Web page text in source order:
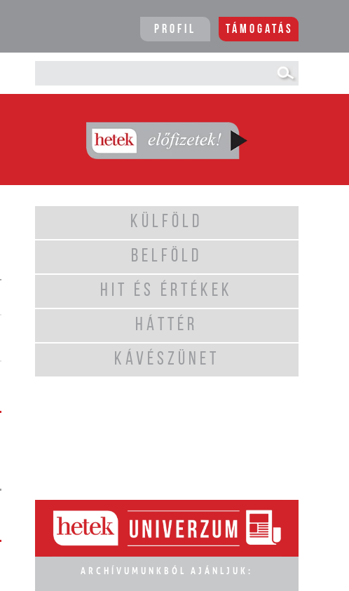
Profil Támogatás
KÜLFÖLD
BELFÖLD
HIT ÉS ÉRTÉKEK
HÁTTÉR
KÁVÉSZÜNET
ARCHÍVUMUNKBÓL AJÁNLJUK: